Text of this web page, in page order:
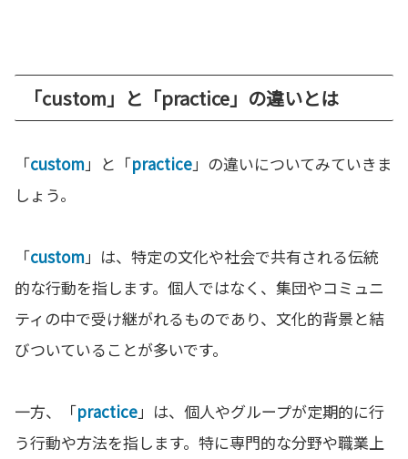
「custom」と「practice」の違いとは
「custom」と「practice」の違いについてみていきま
しょう。
「custom」は、特定の文化や社会で共有される伝統
的な行動を指します。個人ではなく、集団やコミュニ
ティの中で受け継がれるものであり、文化的背景と結
びついていることが多いです。
一方、「practice」は、個人やグループが定期的に行
う行動や方法を指します。特に専門的な分野や職業上